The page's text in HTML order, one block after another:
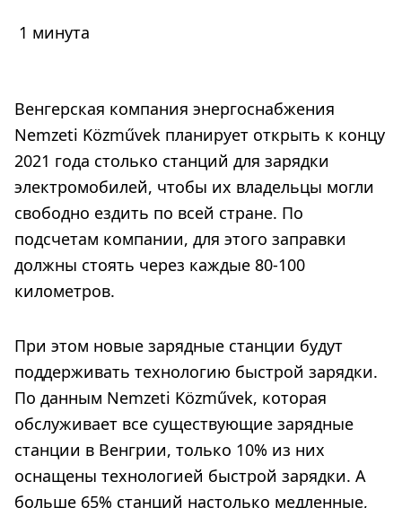
1 минута
Венгерская компания энергоснабжения
Nemzeti Közművek планирует открыть к концу
2021 года столько станций для зарядки
электромобилей, чтобы их владельцы могли
свободно ездить по всей стране. По
подсчетам компании, для этого заправки
должны стоять через каждые 80-100
километров.
При этом новые зарядные станции будут
поддерживать технологию быстрой зарядки.
По данным Nemzeti Közművek, которая
обслуживает все существующие зарядные
станции в Венгрии, только 10% из них
оснащены технологией быстрой зарядки. А
больше 65% станций настолько медленные,